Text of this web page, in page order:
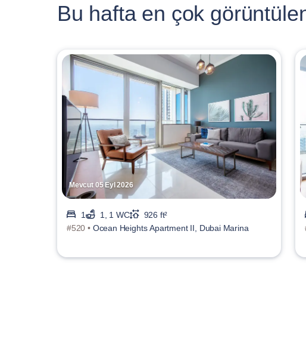
Bu hafta en çok
Mevcut 05 Eyl 2026
1 1, 1 WC
926 ft²
#520 • Ocean Heights Apartment II, Dubai Marina